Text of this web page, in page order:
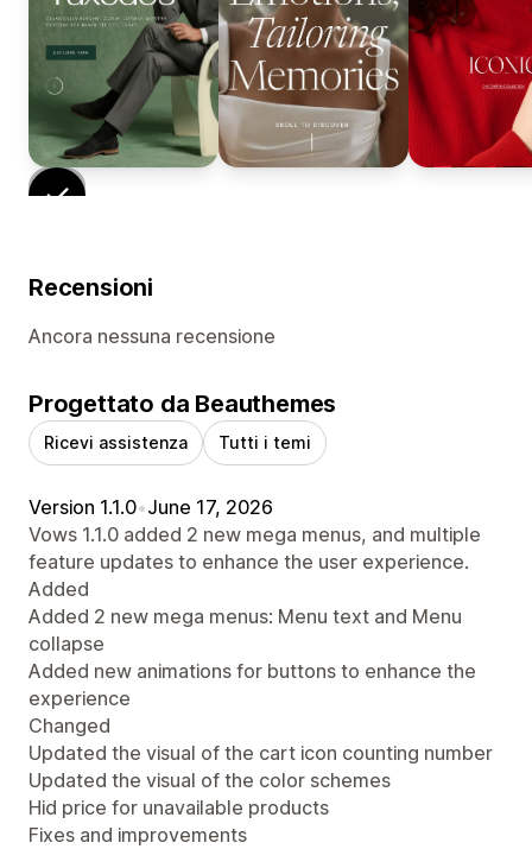
Recensioni
Ancora nessuna recensione
Progettato da Beauthemes
Ricevi assistenza Tutti i temi
Version 1.1.0•June 17, 2026
Vows 1.1.0 added 2 new mega menus, and multiple
feature updates to enhance the user experience.
Added
Added 2 new mega menus: Menu text and Menu
collapse
Added new animations for buttons to enhance the
experience
Changed
Updated the visual of the cart icon counting number
Updated the visual of the color schemes
Hid price for unavailable products
Fixes and improvements